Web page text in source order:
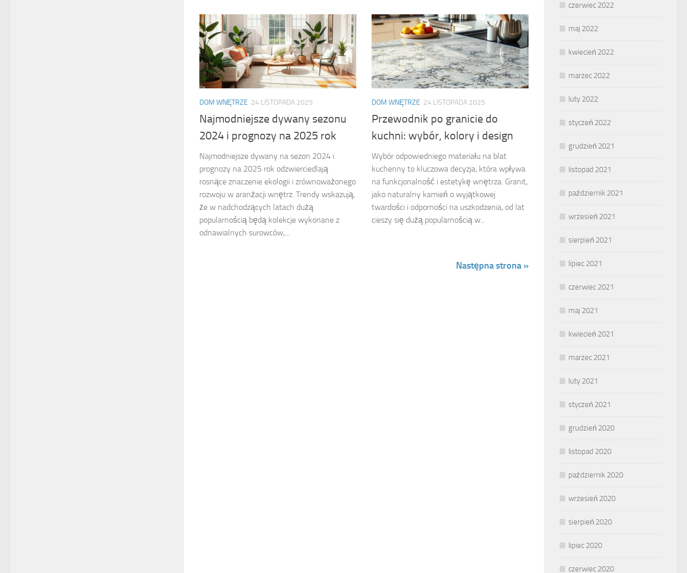
DOM WNĘTRZE 24 LISTOPADA 2025
Najmodniejsze dywany sezonu
2024 i prognozy na 2025 rok
Najmodniejsze dywany na sezon 2024 i
prognozy na 2025 rok odzwierciedlają
rosnące znaczenie ekologii i zrównoważonego
rozwoju w aranżacji wnętrz. Trendy wskazują,
że w nadchodzących latach dużą
popularnością będą kolekcje wykonane z
odnawialnych surowców,...
DOM WNĘTRZE 24 LISTOPADA 2025
Przewodnik po granicie do
kuchni: wybór, kolory i design
Wybór odpowiedniego materiału na blat
kuchenny to kluczowa decyzja, która wpływa
na funkcjonalność i estetykę wnętrza. Granit,
jako naturalny kamień o wyjątkowej
twardości i odporności na uszkodzenia, od lat
cieszy się dużą popularnością w...
Następna strona »
czerwiec 2022
maj 2022
kwiecień 2022
marzec 2022
luty 2022
styczeń 2022
grudzień 2021
listopad 2021
październik 2021
wrzesień 2021
sierpień 2021
lipiec 2021
czerwiec 2021
maj 2021
kwiecień 2021
marzec 2021
luty 2021
styczeń 2021
grudzień 2020
listopad 2020
październik 2020
wrzesień 2020
sierpień 2020
lipiec 2020
czerwiec 2020